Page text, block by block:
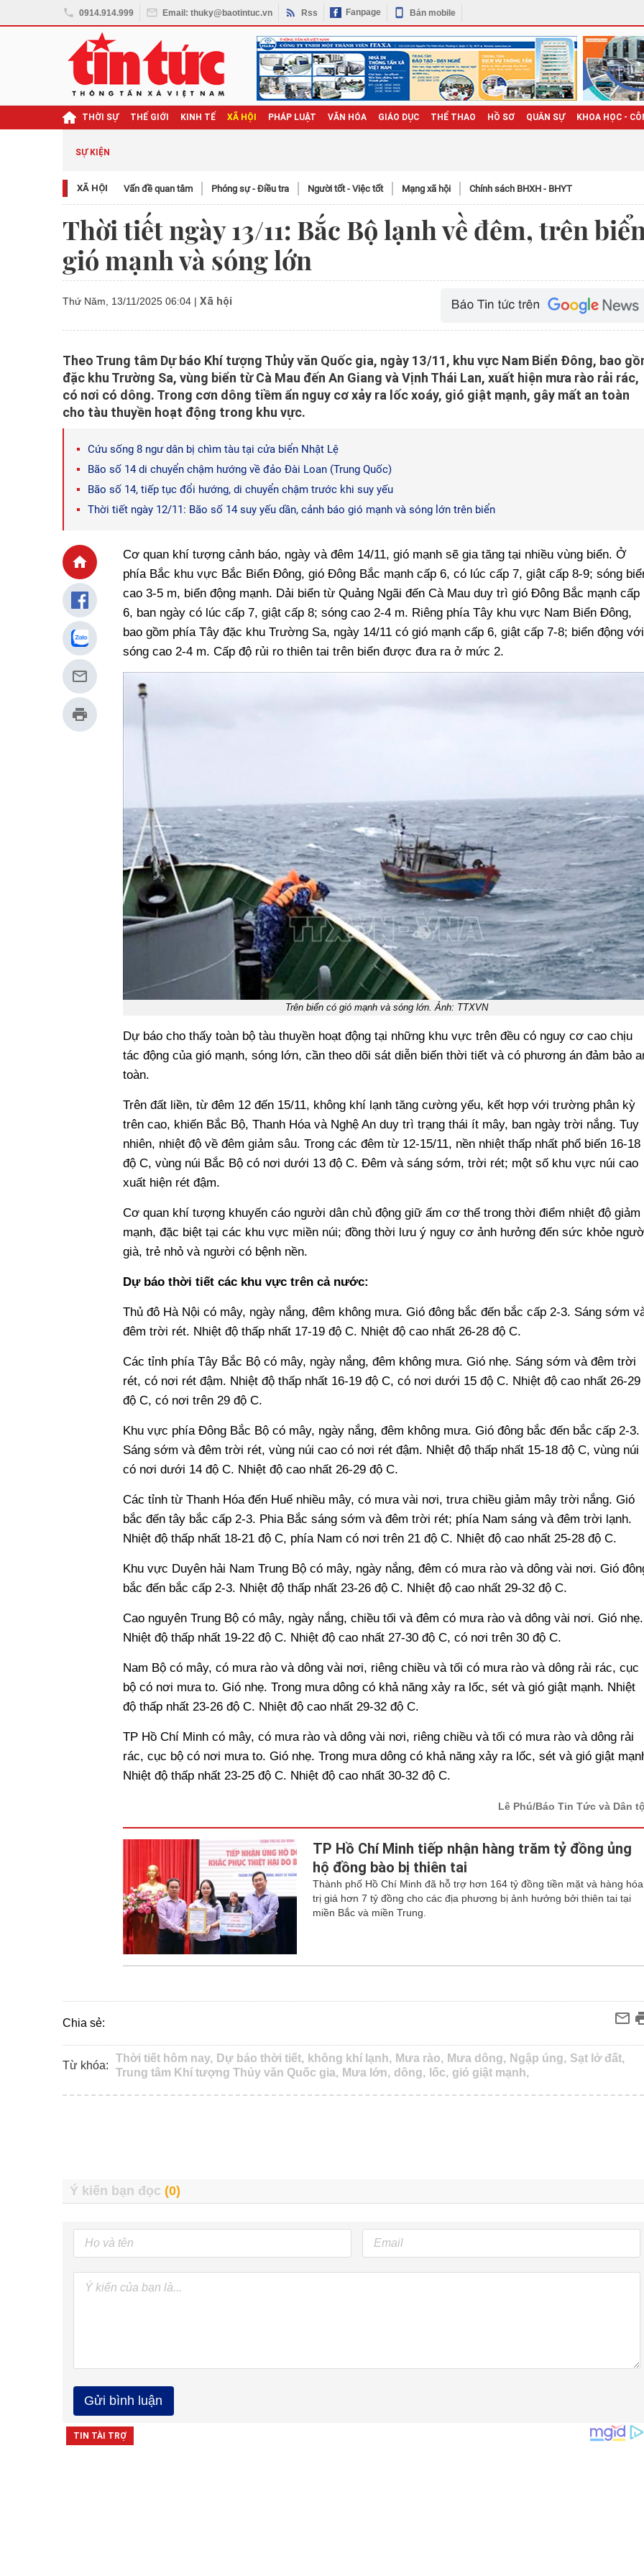
0914.914.999 Email: thuky@baotintuc.vn Rss Fanpage Bản mobile
THỜI SỰ THẾ GIỚI KINH TẾ XÃ HỘI PHÁP LUẬT VĂN HÓA GIÁO DỤC THỂ THAO HỒ SƠ QUÂN SỰ KHOA HỌC -
SỰ KIỆN
quyết Đại hội XIV
XÃ HỘI Vấn đề quan tâm Phóng sự - Điều tra Người tốt - Việc tốt Mạng xã hội Chính sách BHXH - BHYT
Thời tiết ngày 13/11: Bắc Bộ lạnh về đêm, trên biển
gió mạnh và sóng lớn
Thứ Năm, 13/11/2025 06:04 | Xã hội
Theo Trung tâm Dự báo Khí tượng Thủy văn Quốc gia, ngày 13/11, khu vực Nam Biển Đông, bao
đặc khu Trường Sa, vùng biển từ Cà Mau đến An Giang và Vịnh Thái Lan, xuất hiện mưa rào rải rác,
có nơi có dông. Trong cơn dông tiềm ẩn nguy cơ xảy ra lốc xoáy, gió giật mạnh, gây mất an toàn
cho tàu thuyền hoạt động trong khu vực.
Cứu sống 8 ngư dân bị chìm tàu tại cửa biển Nhật Lệ
Bão số 14 di chuyển chậm hướng về đảo Đài Loan (Trung Quốc)
Bão số 14, tiếp tục đổi hướng, di chuyển chậm trước khi suy yếu
Thời tiết ngày 12/11: Bão số 14 suy yếu dần, cảnh báo gió mạnh và sóng lớn trên biển
Cơ quan khí tượng cảnh báo, ngày và đêm 14/11, gió mạnh sẽ gia tăng tại nhiều vùng biển. Ở
phía Bắc khu vực Bắc Biển Đông, gió Đông Bắc mạnh cấp 6, có lúc cấp 7, giật cấp 8-9; sóng
cao 3-5 m, biển động mạnh. Dải biển từ Quảng Ngãi đến Cà Mau duy trì gió Đông Bắc mạnh cấp
6, ban ngày có lúc cấp 7, giật cấp 8; sóng cao 2-4 m. Riêng phía Tây khu vực Nam Biển Đông,
bao gồm phía Tây đặc khu Trường Sa, ngày 14/11 có gió mạnh cấp 6, giật cấp 7-8; biển động với
sóng cao 2-4 m. Cấp độ rủi ro thiên tai trên biển được đưa ra ở mức 2.
Trên biển có gió mạnh và sóng lớn. Ảnh: TTXVN
Dự báo cho thấy toàn bộ tàu thuyền hoạt động tại những khu vực trên đều có nguy cơ cao chịu
tác động của gió mạnh, sóng lớn, cần theo dõi sát diễn biến thời tiết và có phương án đảm bảo
toàn.
Trên đất liền, từ đêm 12 đến 15/11, không khí lạnh tăng cường yếu, kết hợp với trường phân kỳ
trên cao, khiến Bắc Bộ, Thanh Hóa và Nghệ An duy trì trạng thái ít mây, ban ngày trời nắng. Tuy
nhiên, nhiệt độ về đêm giảm sâu. Trong các đêm từ 12-15/11, nền nhiệt thấp nhất phổ biến 16-18
độ C, vùng núi Bắc Bộ có nơi dưới 13 độ C. Đêm và sáng sớm, trời rét; một số khu vực núi cao
xuất hiện rét đậm.
Cơ quan khí tượng khuyến cáo người dân chủ động giữ ấm cơ thể trong thời điểm nhiệt độ giảm
mạnh, đặc biệt tại các khu vực miền núi; đồng thời lưu ý nguy cơ ảnh hưởng đến sức khỏe
già, trẻ nhỏ và người có bệnh nền.
Dự báo thời tiết các khu vực trên cả nước:
Thủ đô Hà Nội có mây, ngày nắng, đêm không mưa. Gió đông bắc đến bắc cấp 2-3. Sáng sớm
đêm trời rét. Nhiệt độ thấp nhất 17-19 độ C. Nhiệt độ cao nhất 26-28 độ C.
Các tỉnh phía Tây Bắc Bộ có mây, ngày nắng, đêm không mưa. Gió nhẹ. Sáng sớm và đêm trời
rét, có nơi rét đậm. Nhiệt độ thấp nhất 16-19 độ C, có nơi dưới 15 độ C. Nhiệt độ cao nhất 26-29
độ C, có nơi trên 29 độ C.
Khu vực phía Đông Bắc Bộ có mây, ngày nắng, đêm không mưa. Gió đông bắc đến bắc cấp 2-3.
Sáng sớm và đêm trời rét, vùng núi cao có nơi rét đậm. Nhiệt độ thấp nhất 15-18 độ C, vùng núi
có nơi dưới 14 độ C. Nhiệt độ cao nhất 26-29 độ C.
Các tỉnh từ Thanh Hóa đến Huế nhiều mây, có mưa vài nơi, trưa chiều giảm mây trời nắng. Gió
bắc đến tây bắc cấp 2-3. Phia Bắc sáng sớm và đêm trời rét; phía Nam sáng và đêm trời lạnh.
Nhiệt độ thấp nhất 18-21 độ C, phía Nam có nơi trên 21 độ C. Nhiệt độ cao nhất 25-28 độ C.
Khu vực Duyên hải Nam Trung Bộ có mây, ngày nắng, đêm có mưa rào và dông vài nơi. Gió
bắc đến bắc cấp 2-3. Nhiệt độ thấp nhất 23-26 độ C. Nhiệt độ cao nhất 29-32 độ C.
Cao nguyên Trung Bộ có mây, ngày nắng, chiều tối và đêm có mưa rào và dông vài nơi. Gió nhẹ.
Nhiệt độ thấp nhất 19-22 độ C. Nhiệt độ cao nhất 27-30 độ C, có nơi trên 30 độ C.
Nam Bộ có mây, có mưa rào và dông vài nơi, riêng chiều và tối có mưa rào và dông rải rác, cục
bộ có nơi mưa to. Gió nhẹ. Trong mưa dông có khả năng xảy ra lốc, sét và gió giật mạnh. Nhiệt
độ thấp nhất 23-26 độ C. Nhiệt độ cao nhất 29-32 độ C.
TP Hồ Chí Minh có mây, có mưa rào và dông vài nơi, riêng chiều và tối có mưa rào và dông rải
rác, cục bộ có nơi mưa to. Gió nhẹ. Trong mưa dông có khả năng xảy ra lốc, sét và gió giật
Nhiệt độ thấp nhất 23-25 độ C. Nhiệt độ cao nhất 30-32 độ C.
Lê Phú/Báo Tin Tức và Dân
TP Hồ Chí Minh tiếp nhận hàng trăm tỷ đồng ủng
hộ đồng bào bị thiên tai
Thành phố Hồ Chí Minh đã hỗ trợ hơn 164 tỷ đồng tiền mặt và hàng hóa
trị giá hơn 7 tỷ đồng cho các địa phương bị ảnh hưởng bởi thiên tai tại
miền Bắc và miền Trung.
Chia sẻ:
Từ khóa:
Thời tiết hôm nay, Dự báo thời tiết, không khí lạnh, Mưa rào, Mưa dông, Ngập úng, Sạt lở đất,
Trung tâm Khí tượng Thủy văn Quốc gia, Mưa lớn, dông, lốc, gió giật mạnh,